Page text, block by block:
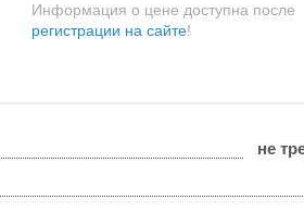
Информация о цене доступна после
регистрации на сайте!
не